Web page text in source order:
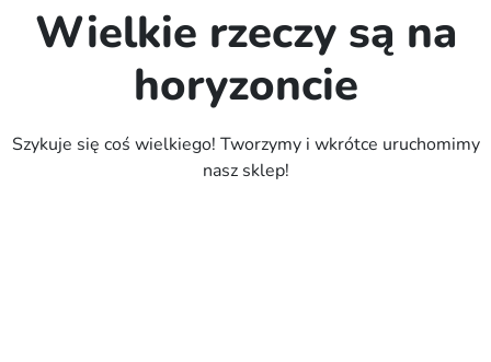
Wielkie rzeczy są na
horyzoncie
Szykuje się coś wielkiego! Tworzymy i wkrótce uruchomimy
nasz sklep!